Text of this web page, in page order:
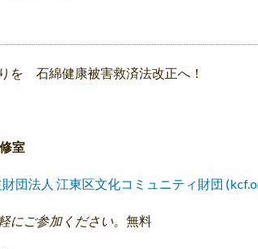
を 石綿健康被害救済法改正へ！
室
団法人 江東区文化コミュニティ財団
にご参加ください。 無料